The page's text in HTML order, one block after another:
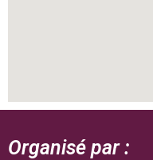
Organisé par :